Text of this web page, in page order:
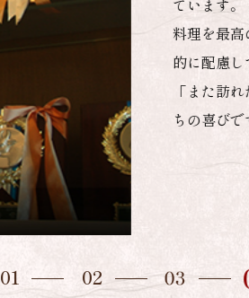
かります。
その点、一
ができ、品
一頭の牛を
す。
級を、より
01 02 03